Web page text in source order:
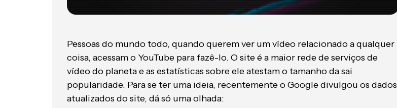
Pessoas do mundo todo, quando querem ver um vídeo relacionado a qualquer
coisa, acessam o YouTube para fazê-lo. O site é a maior rede de serviços de
vídeo do planeta e as estatísticas sobre ele atestam o tamanho da sai
popularidade. Para se ter uma ideia, recentemente o Google divulgou os dados
atualizados do site, dá só uma olhada: